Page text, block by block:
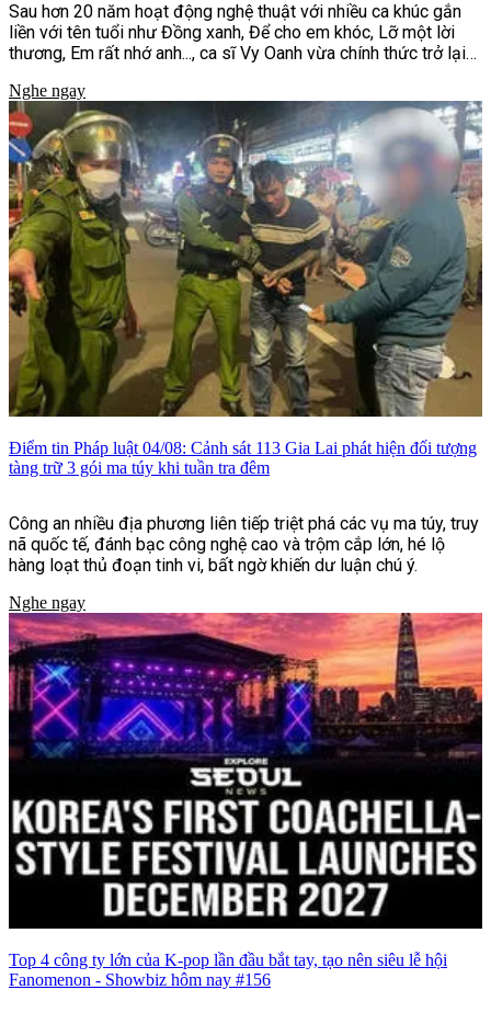
Sau hơn 20 năm hoạt động nghệ thuật với nhiều ca khúc gắn
liền với tên tuổi như Đồng xanh, Để cho em khóc, Lỡ một lời
thương, Em rất nhớ anh..., ca sĩ Vy Oanh vừa chính thức trở lại
"Hai Bản Thể | UNFOLDED", đồng thời đánh dấu bước chuyển
mình rõ nét về hình ảnh, phong cách âm nhạc và định hướng
sáng tạo của nữ ca sĩ sau nhiều năm gắn bó với dòng nhạc
ballad.
Nghe ngay
Điểm tin Pháp luật 04/08: Cảnh sát 113 Gia Lai phát hiện đối tượng
tàng trữ 3 gói ma túy khi tuần tra đêm
Công an nhiều địa phương liên tiếp triệt phá các vụ ma túy, truy
nã quốc tế, đánh bạc công nghệ cao và trộm cắp lớn, hé lộ
hàng loạt thủ đoạn tinh vi, bất ngờ khiến dư luận chú ý.
Nghe ngay
Top 4 công ty lớn của K-pop lần đầu bắt tay, tạo nên siêu lễ hội
Fanomenon - Showbiz hôm nay #156